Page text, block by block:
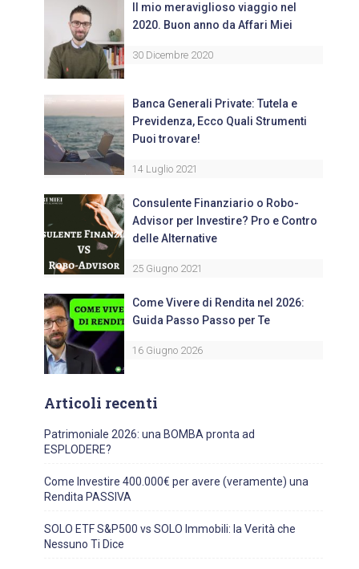
Il mio meraviglioso viaggio nel
2020. Buon anno da Affari Miei
30 Dicembre 2020
Banca Generali Private: Tutela e
Previdenza, Ecco Quali Strumenti
Puoi trovare!
14 Luglio 2021
Consulente Finanziario o Robo-
Advisor per Investire? Pro e Contro
delle Alternative
25 Giugno 2021
Come Vivere di Rendita nel 2026:
Guida Passo Passo per Te
16 Giugno 2026
Articoli recenti
Patrimoniale 2026: una BOMBA pronta ad
ESPLODERE?
Come Investire 400.000€ per avere (veramente) una
Rendita PASSIVA
SOLO ETF S&P500 vs SOLO Immobili: la Verità che
Nessuno Ti Dice